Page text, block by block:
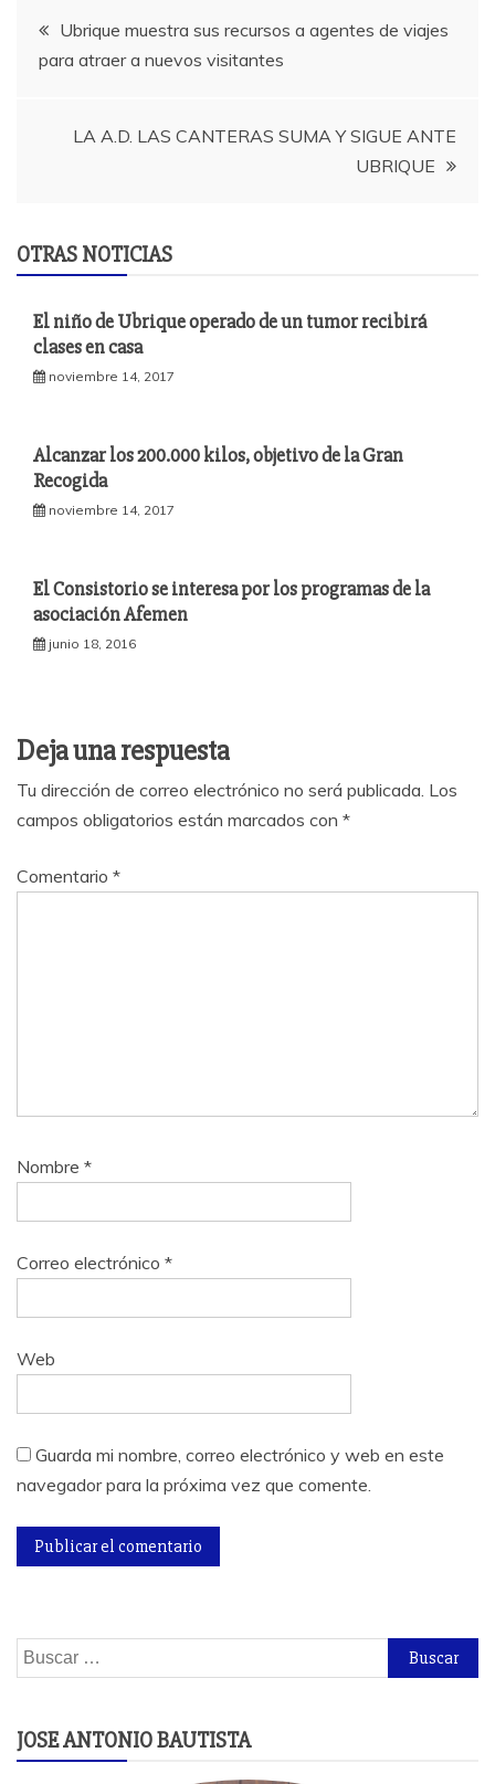
Navegación
de
entradas
Ubrique muestra sus recursos a agentes de viajes
para atraer a nuevos visitantes
LA A.D. LAS CANTERAS SUMA Y SIGUE ANTE
UBRIQUE
OTRAS NOTICIAS
El niño de Ubrique operado de un tumor recibirá
clases en casa
noviembre 14, 2017
Alcanzar los 200.000 kilos, objetivo de la Gran
Recogida
noviembre 14, 2017
El Consistorio se interesa por los programas de la
asociación Afemen
junio 18, 2016
Deja una respuesta
Tu dirección de correo electrónico no será publicada. Los
campos obligatorios están marcados con *
Comentario *
Nombre *
Correo electrónico *
Web
Guarda mi nombre, correo electrónico y web en este
navegador para la próxima vez que comente.
Buscar:
JOSE ANTONIO BAUTISTA